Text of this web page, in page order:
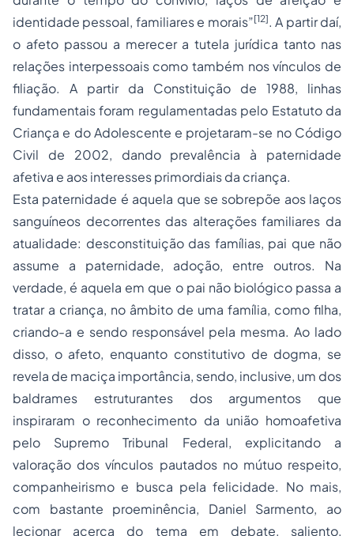
identidade pessoal, familiares e morais”[12]. A partir daí,
o afeto passou a merecer a tutela jurídica tanto nas
relações interpessoais como também nos vínculos de
filiação. A partir da Constituição de 1988, linhas
fundamentais foram regulamentadas pelo Estatuto da
Criança e do Adolescente e projetaram-se no Código
Civil de 2002, dando prevalência à paternidade
afetiva e aos interesses primordiais da criança.
Esta paternidade é aquela que se sobrepõe aos laços
sanguíneos decorrentes das alterações familiares da
atualidade: desconstituição das famílias, pai que não
assume a paternidade, adoção, entre outros. Na
verdade, é aquela em que o pai não biológico passa a
tratar a criança, no âmbito de uma família, como filha,
criando-a e sendo responsável pela mesma. Ao lado
disso, o afeto, enquanto constitutivo de dogma, se
revela de maciça importância, sendo, inclusive, um dos
baldrames estruturantes dos argumentos que
inspiraram o reconhecimento da união homoafetiva
pelo Supremo Tribunal Federal, explicitando a
valoração dos vínculos pautados no mútuo respeito,
companheirismo e busca pela felicidade. No mais,
com bastante proeminência, Daniel Sarmento, ao
lecionar acerca do tema em debate, saliento,